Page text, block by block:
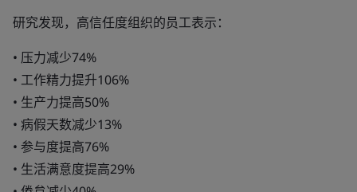
研究发现，高信任度组织的员工表示：
• 压力减少74%
• 工作精力提升106%
• 生产力提高50%
• 病假天数减少13%
• 参与度提高76%
• 生活满意度提高29%